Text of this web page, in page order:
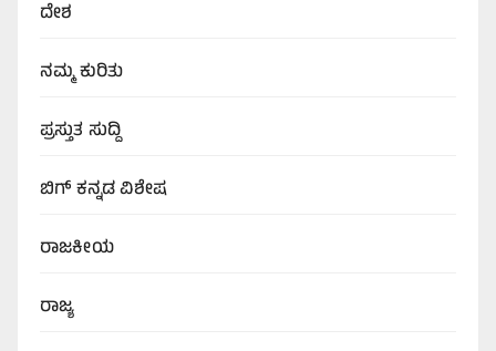
ದೇಶ
ನಮ್ಮ ಕುರಿತು
ಪ್ರಸ್ತುತ ಸುದ್ದಿ
ಬಿಗ್‌ ಕನ್ನಡ ವಿಶೇಷ
ರಾಜಕೀಯ
ರಾಜ್ಯ